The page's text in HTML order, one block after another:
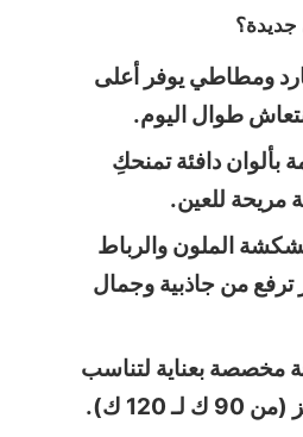
جديدة؟
ومطاطي يوفر أعلى
طوال اليوم.
دافئة تمنحكِ
مريحة للعين.
الملون والرباط
ترفع من جاذبية وجمال
مخصصة بعناية لتناسب
120 ك).